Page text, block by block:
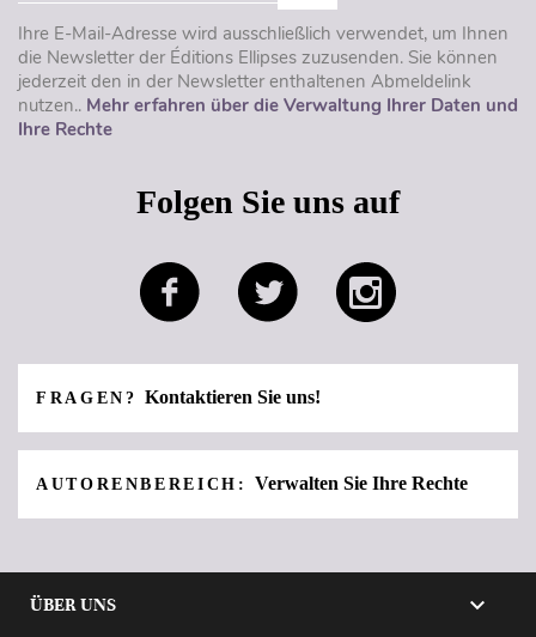
Ihre E-Mail-Adresse wird ausschließlich verwendet, um Ihnen
die Newsletter der Éditions Ellipses zuzusenden. Sie können
jederzeit den in der Newsletter enthaltenen Abmeldelink
nutzen.. Mehr erfahren über die Verwaltung Ihrer Daten und
Ihre Rechte
Folgen Sie uns auf
FRAGEN?Kontaktieren Sie uns!
AUTORENBEREICH: Verwalten Sie Ihre Rechte
ÜBER UNS 